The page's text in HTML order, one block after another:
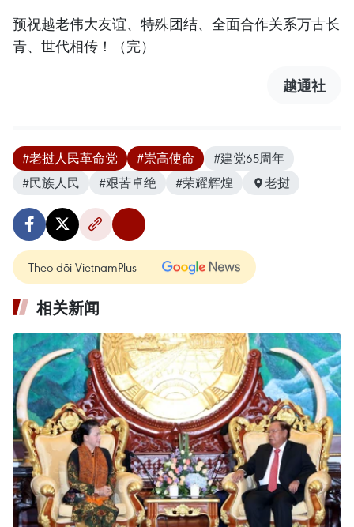
预祝越老伟大友谊、特殊团结、全面合作关系万古长
青、世代相传！（完）
越通社
#老挝人民革命党 #崇高使命
#建党65周年
#民族人民
#艰苦卓绝 #荣耀辉煌 老挝
Theo dõi VietnamPlus
相关新闻